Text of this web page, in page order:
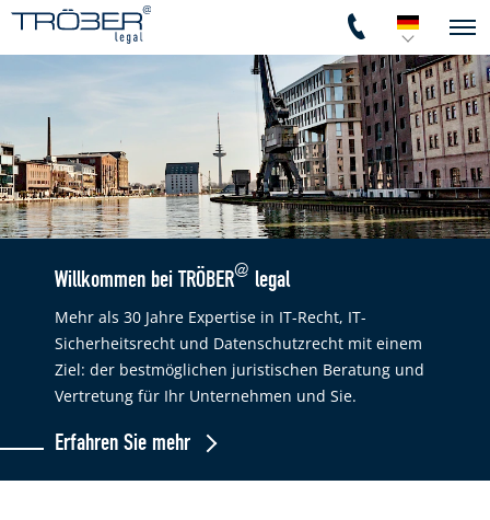
Willkommen bei TRÖBER@ legal
Mehr als 30 Jahre Expertise in IT-Recht, IT-
Sicherheitsrecht und Datenschutzrecht mit einem
Ziel: der bestmöglichen juristischen Beratung und
Vertretung für Ihr Unternehmen und Sie.
Erfahren Sie mehr